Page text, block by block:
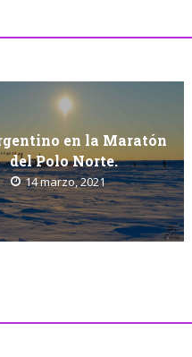
en la Maratón
del Polo Norte.
14 marzo, 2021